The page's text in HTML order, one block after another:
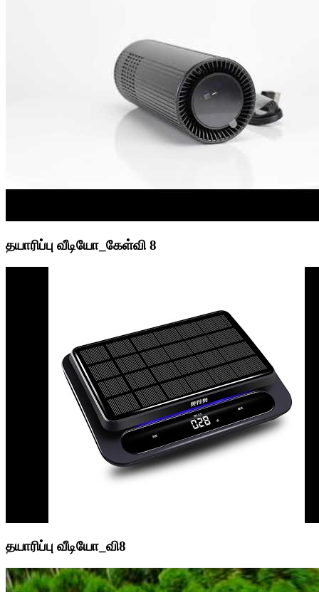
தயாரிப்பு வீடியோ_கேள்வி 8
தயாரிப்பு வீடியோ_வி8